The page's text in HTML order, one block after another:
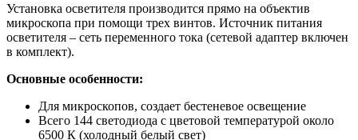
Установка осветителя производится прямо на объектив
микроскопа при помощи трех винтов. Источник питания
осветителя – сеть переменного тока (сетевой адаптер включен
в комплект).
Основные особенности:
Для микроскопов, создает бестеневое освещение
Всего 144 светодиода с цветовой температурой около
6500 К (холодный белый свет)